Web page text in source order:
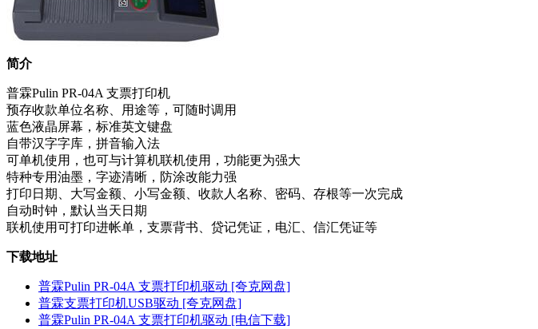
简介
普霖Pulin PR-04A 支票打印机
预存收款单位名称、用途等，可随时调用
蓝色液晶屏幕，标准英文键盘
自带汉字字库，拼音输入法
可单机使用，也可与计算机联机使用，功能更为强大
特种专用油墨，字迹清晰，防涂改能力强
打印日期、大写金额、小写金额、收款人名称、密码、存根等一次完成
自动时钟，默认当天日期
联机使用可打印进帐单，支票背书、贷记凭证，电汇、信汇凭证等
下载地址
普霖Pulin PR-04A 支票打印机驱动 [夸克网盘]
普霖支票打印机USB驱动 [夸克网盘]
普霖Pulin PR-04A 支票打印机驱动 [电信下载]